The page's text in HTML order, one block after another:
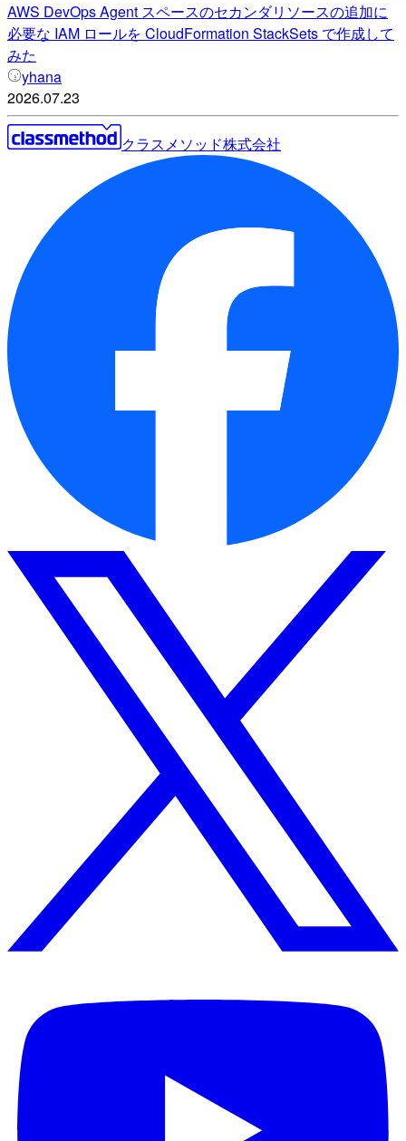
AWS DevOps Agent スペースのセカンダリソースの追加に
必要な IAM ロールを CloudFormation StackSets で作成して
みた
yhana
2026.07.23
クラスメソッド株式会社